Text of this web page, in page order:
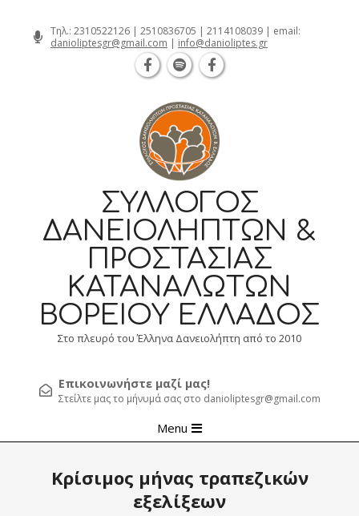
Τηλ.: 2310522126 | 2510836705 | 2114108039 | email:
danioliptesgr@gmail.com | info@danioliptes.gr
ΣΎΛΛΟΓΟΣ
ΔΑΝΕΙΟΛΗΠΤΏΝ &
ΠΡΟΣΤΑΣΊΑΣ
ΚΑΤΑΝΑΛΩΤΏΝ
ΒΟΡΕΊΟΥ ΕΛΛΆΔΟΣ
Στο πλευρό του Έλληνα Δανειολήπτη από το 2010
Επικοινωνήστε μαζί μας!
Στείλτε μας το μήνυμά σας στο danioliptesgr@gmail.com
Navigation
Menu
Κρίσιμος μήνας τραπεζικών
εξελίξεων